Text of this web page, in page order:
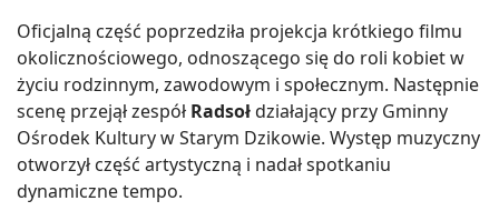
Oficjalną część poprzedziła projekcja krótkiego filmu
okolicznościowego, odnoszącego się do roli kobiet w
życiu rodzinnym, zawodowym i społecznym. Następnie
scenę przejął zespół Radsołdziałający przy Gminny
Ośrodek Kultury w Starym Dzikowie. Występ muzyczny
otworzył część artystyczną i nadał spotkaniu
dynamiczne tempo.